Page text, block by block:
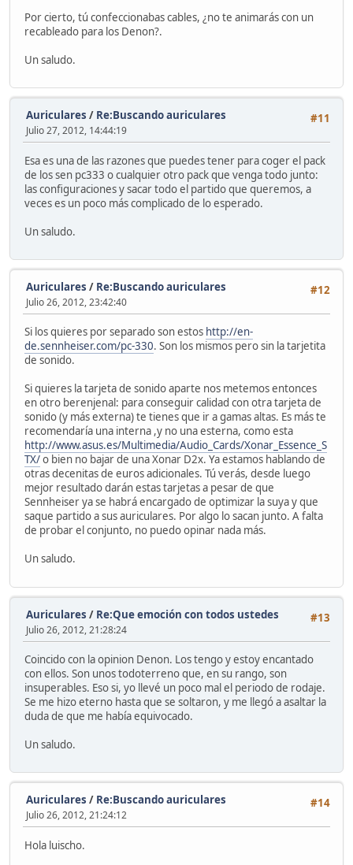
Por cierto, tú confeccionabas cables, ¿no te animarás con un
recableado para los Denon?.
Un saludo.
#11
Auriculares / Re:Buscando auriculares
Julio 27, 2012, 14:44:19
Esa es una de las razones que puedes tener para coger el pack
de los sen pc333 o cualquier otro pack que venga todo junto:
las configuraciones y sacar todo el partido que queremos, a
veces es un poco más complicado de lo esperado.
Un saludo.
#12
Auriculares / Re:Buscando auriculares
Julio 26, 2012, 23:42:40
Si los quieres por separado son estos http://en-
de.sennheiser.com/pc-330. Son los mismos pero sin la tarjetita
de sonido.
Si quieres la tarjeta de sonido aparte nos metemos entonces
en otro berenjenal: para conseguir calidad con otra tarjeta de
sonido (y más externa) te tienes que ir a gamas altas. Es más te
recomendaría una interna ,y no una esterna, como esta
http://www.asus.es/Multimedia/Audio_Cards/Xonar_Essence_S
TX/o bien no bajar de una Xonar D2x. Ya estamos hablando de
otras decenitas de euros adicionales. Tú verás, desde luego
mejor resultado darán estas tarjetas a pesar de que
Sennheiser ya se habrá encargado de optimizar la suya y que
saque partido a sus auriculares. Por algo lo sacan junto. A falta
de probar el conjunto, no puedo opinar nada más.
Un saludo.
#13
Auriculares / Re:Que emoción con todos ustedes
Julio 26, 2012, 21:28:24
Coincido con la opinion Denon. Los tengo y estoy encantado
con ellos. Son unos todoterreno que, en su rango, son
insuperables. Eso si, yo llevé un poco mal el periodo de rodaje.
Se me hizo eterno hasta que se soltaron, y me llegó a asaltar la
duda de que me había equivocado.
Un saludo.
#14
Auriculares / Re:Buscando auriculares
Julio 26, 2012, 21:24:12
Hola luischo.